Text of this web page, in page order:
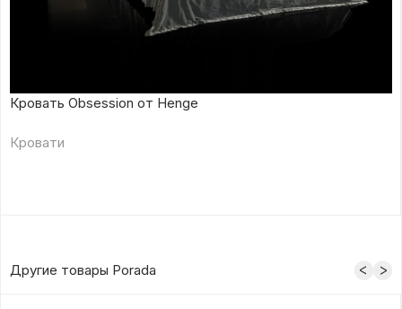
Кровать Obsession от Henge
Кровати
Другие товары Porada